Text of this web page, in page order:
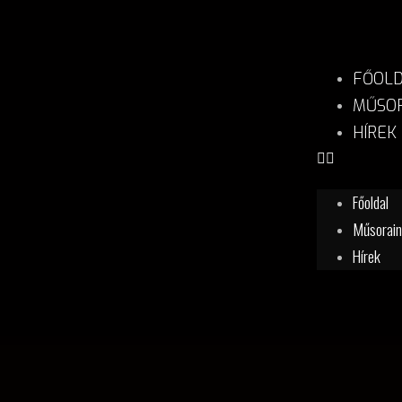
HÍREK
Főoldal
Hírek